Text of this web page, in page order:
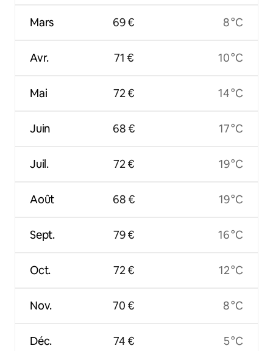
Mars
Avr.
Mai
Juin
Juil.
Août
Sept.
Oct.
Nov.
Déc.
69 €
71 €
72 €
68 €
72 €
68 €
79 €
72 €
70 €
74 €
8 °C
10 °C
14 °C
17 °C
19 °C
19 °C
16 °C
12 °C
8 °C
5 °C